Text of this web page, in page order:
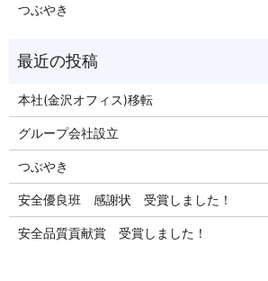
つぶやき
本社(金沢オフィス)移転
グループ会社設立
つぶやき
安全優良班 感謝状 受賞しました！
安全品質貢献賞 受賞しました！